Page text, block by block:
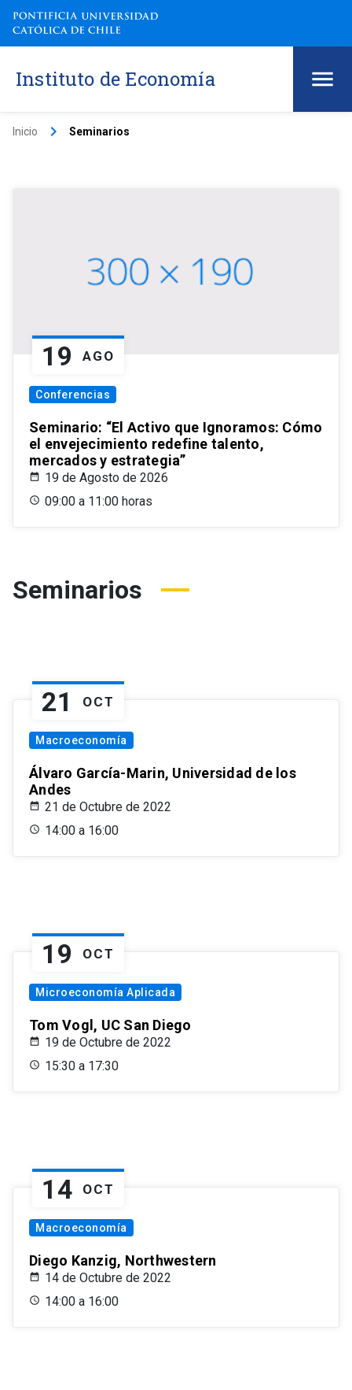
Instituto de Economía
Inicio keyboard_arrow_right Seminarios
19 AGO
Conferencias
Seminario: “El Activo que Ignoramos: Cómo
el envejecimiento redefine talento,
mercados y estrategia”
19 de Agosto de 2026
09:00 a 11:00 horas
Seminarios
21 OCT
Macroeconomía
Álvaro García-Marin, Universidad de los
Andes
21 de Octubre de 2022
14:00 a 16:00
19 OCT
Microeconomía Aplicada
Tom Vogl, UC San Diego
19 de Octubre de 2022
15:30 a 17:30
14 OCT
Macroeconomía
Diego Kanzig, Northwestern
14 de Octubre de 2022
14:00 a 16:00